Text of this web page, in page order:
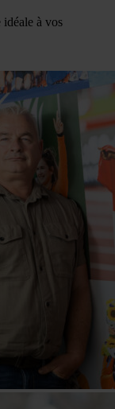
idéale à vos